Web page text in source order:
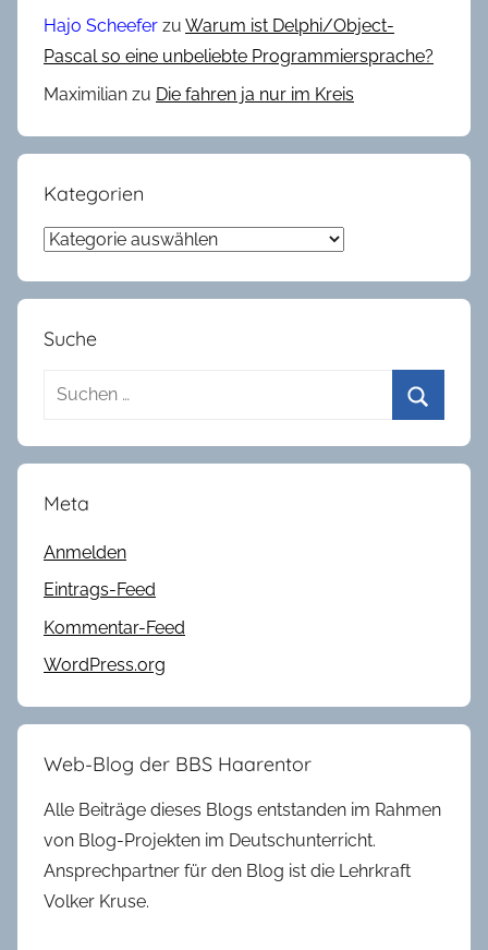
r
e
R
a
d
m
Hajo Scheefer zu Warum ist Delphi/Object-
Pascal so eine unbeliebte Programmiersprache?
Maximilian zu Die fahren ja nur im Kreis
Kategorien
Kategorien
Suche
Suchen
Meta
Anmelden
Eintrags-Feed
Kommentar-Feed
WordPress.org
Web-Blog der BBS Haarentor
Alle Beiträge dieses Blogs entstanden im Rahmen
von Blog-Projekten im Deutschunterricht.
Ansprechpartner für den Blog ist die Lehrkraft
Volker Kruse.